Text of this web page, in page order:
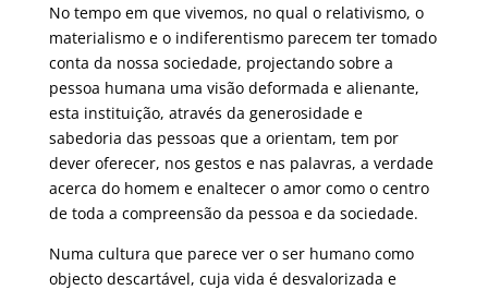
No tempo em que vivemos, no qual o relativismo, o
materialismo e o indiferentismo parecem ter tomado
conta da nossa sociedade, projectando sobre a
pessoa humana uma visão deformada e alienante,
esta instituição, através da generosidade e
sabedoria das pessoas que a orientam, tem por
dever oferecer, nos gestos e nas palavras, a verdade
acerca do homem e enaltecer o amor como o centro
de toda a compreensão da pessoa e da sociedade.
Numa cultura que parece ver o ser humano como
objecto descartável, cuja vida é desvalorizada e